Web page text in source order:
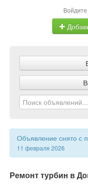
Войдите
Объявление снято с
11 февраля 2026
Ремонт турбин в